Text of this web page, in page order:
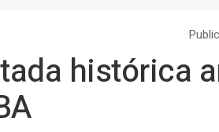
histórica